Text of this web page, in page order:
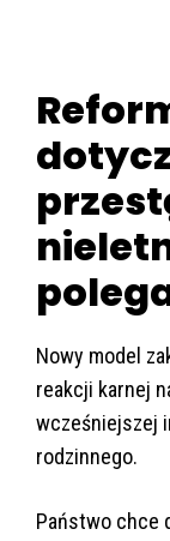
Nowy model
reakcji karnej
wcześniejszej
rodzinnego.
Państwo chce